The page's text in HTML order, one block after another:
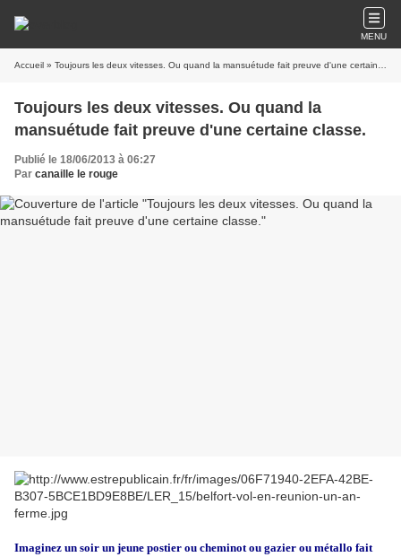
MENU
Accueil » Toujours les deux vitesses. Ou quand la mansuétude fait preuve d'une certaine classe.
Toujours les deux vitesses. Ou quand la
mansuétude fait preuve d'une certaine classe.
Publié le 18/06/2013 à 06:27
Par canaille le rouge
Imaginez un soir un jeune postier ou cheminot ou gazier ou métallo fait